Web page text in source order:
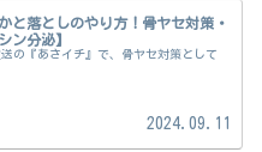
と落としのやり方！骨ヤセ対策・
ン分泌】
送の『あさイチ』で、骨ヤセ対策として
2024.09.11